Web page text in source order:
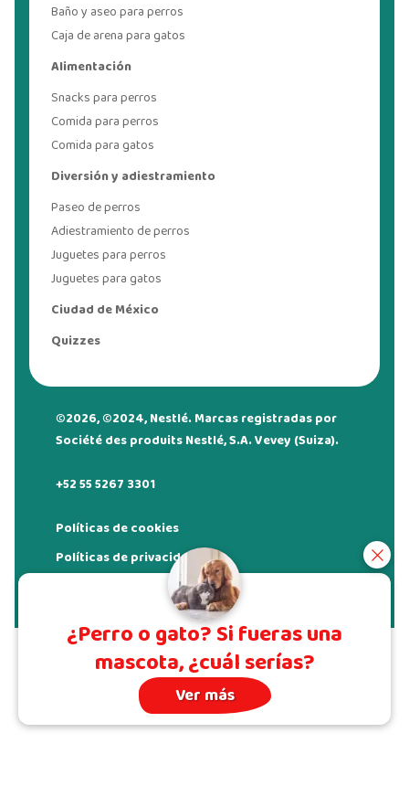
¿Perro o gato? Si fueras una
mascota, ¿cuál serías?
Ver más
Baño y aseo para perros
Caja de arena para gatos
Alimentación
Snacks para perros
Comida para perros
Comida para gatos
Diversión y adiestramiento
Paseo de perros
Adiestramiento de perros
Juguetes para perros
Juguetes para gatos
Ciudad de México
Quizzes
©2026, ©2024, Nestlé. Marcas registradas por
Société des produits Nestlé, S.A. Vevey (Suiza).
+52 55 5267 3301
Políticas de cookies
Políticas de privacidad